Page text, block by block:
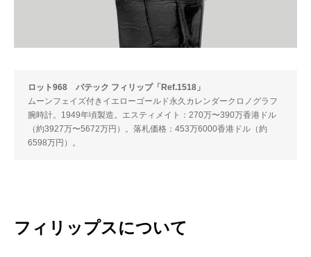
ロット968 パテック フィリップ「Ref.1518」
ムーンフェイズ付きイエローゴールド永久カレンダークロノグラフ
腕時計。1949年頃製造。エスティメイト：270万〜390万香港ドル
（約3927万〜5672万円）。落札価格：453万6000香港ドル（約
6598万円）。
フィリップスについて